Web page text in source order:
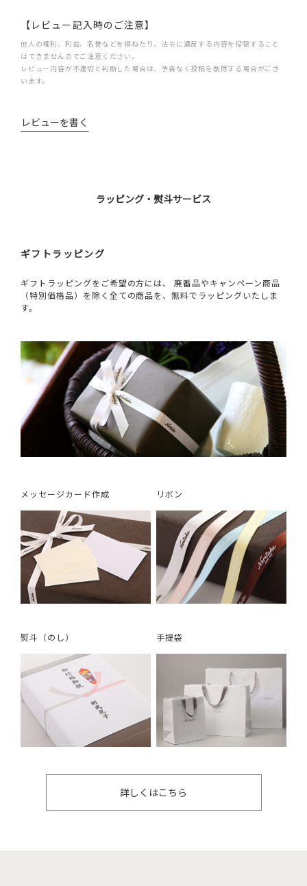
【レビュー記入時のご注意】
他人の権利、利益、名誉などを損ねたり、法令に違反する内容を投稿すること
はできませんのでご注意ください。
レビュー内容が不適切と判断した場合は、予告なく投稿を削除する場合がござ
います。
レビューを書く
ラッピング・熨斗サービス
ギフトラッピング
ギフトラッピングをご希望の方には、 廃番品やキャンペーン商品
（特別価格品）を除く全ての商品を、無料でラッピングいたしま
す。
メッセージカード作成 リボン
熨斗（のし） 手提袋
詳しくはこちら